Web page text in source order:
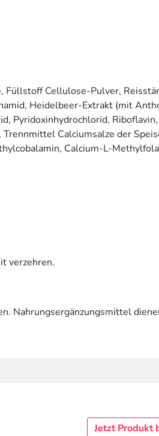
Cellulose-Pulver,
Heidelbeer-Extrakt (mit
Pyridoxinhydrochlorid,
Calciumsalze der
Calcium-L-
verzehren.
Nahrungsergänzungsmittel
Jetzt Produkt